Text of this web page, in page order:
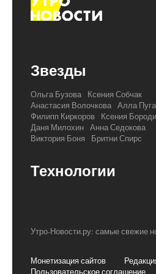
Звезды
Ольга Бузова
Ксения Собчак
Анастасия Волочкова Алла
Филипп Киркоров
Ксения
Даня Милохин Анна Седокова
Виктория Боня
Бритни Спирс
Технологии
Утро-Новости.ру: самые свежие
Монетизация сайтов
Пользовательское соглашение